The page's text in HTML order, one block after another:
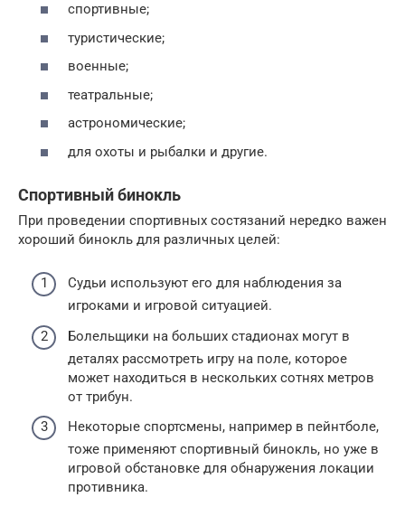
спортивные;
туристические;
военные;
театральные;
астрономические;
для охоты и рыбалки и другие.
Спортивный бинокль
При проведении спортивных состязаний нередко важен
хороший бинокль для различных целей:
Судьи используют его для наблюдения за
игроками и игровой ситуацией.
Болельщики на больших стадионах могут в
деталях рассмотреть игру на поле, которое
может находиться в нескольких сотнях метров
от трибун.
Некоторые спортсмены, например в пейнтболе,
тоже применяют спортивный бинокль, но уже в
игровой обстановке для обнаружения локации
противника.